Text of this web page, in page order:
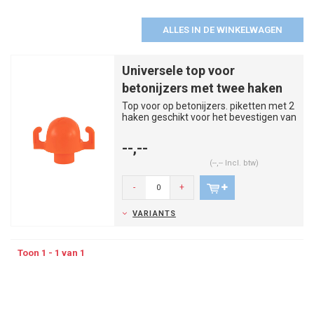
ALLES IN DE WINKELWAGEN
Universele top voor
betonijzers met twee haken
Top voor op betonijzers. piketten met 2
haken geschikt voor het bevestigen van
--,--
(--,-- Incl. btw)
- +
VARIANTS
Toon 1 - 1 van 1